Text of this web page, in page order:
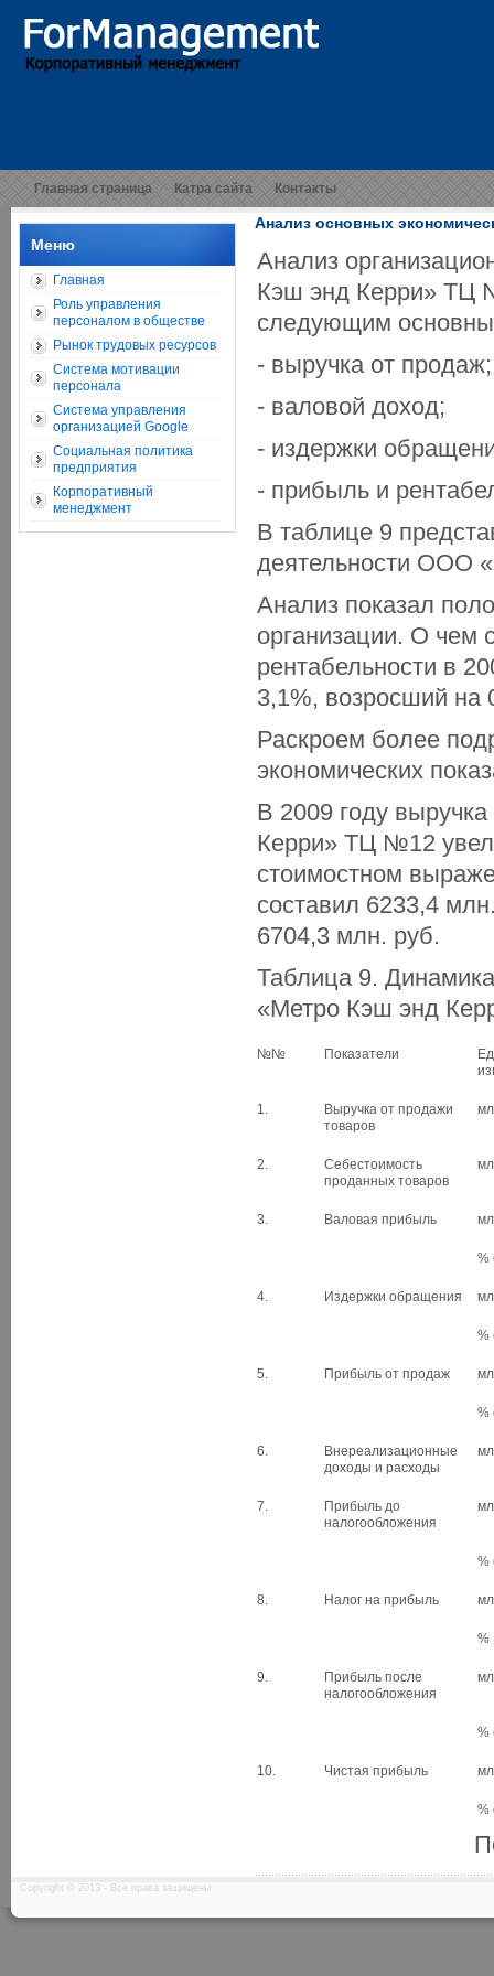
Главная страница Катра сайта Контакты
Меню
Главная
Роль управления
персоналом в обществе
Рынок трудовых ресурсов
Система мотивации
персонала
Система управления
организацией Google
Социальная политика
предприятия
Корпоративный
менеджмент
Анализ основных
Анализ
Кэш энд Керри» ТЦ
следующим
- выручка от продаж;
- валовой доход;
- издержки
- прибыль и
В таблице 9
деятельности ООО
Анализ показал
организации. О чем
рентабельности в
3,1%, возросший на
Раскроем более
экономических
В 2009 году
Керри» ТЦ №12
стоимостном
составил 6233,4
6704,3 млн. руб.
Таблица 9.
«Метро Кэш энд
№№ Показатели
1.
Выручка от продажи
товаров
2.
Себестоимость
проданных товаров
3. Валовая прибыль
%
4. Издержки обращения
%
5. Прибыль от продаж
%
6.
Внереализационные
доходы и расходы
7.
Прибыль до
налогообложения
%
8. Налог на прибыль
%
9.
Прибыль после
налогообложения
%
10. Чистая прибыль
%
Copyright © 2013 - Все права защищены